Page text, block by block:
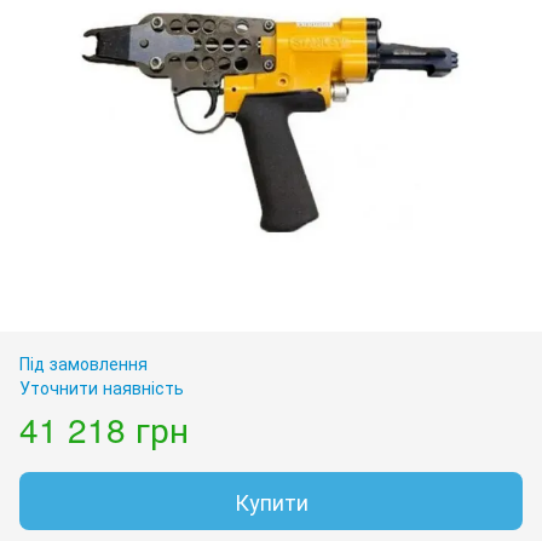
Під замовлення
Уточнити наявність
41 218 грн
Купити